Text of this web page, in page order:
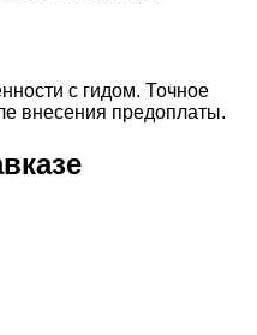
с гидом. Точное
внесения предоплаты.